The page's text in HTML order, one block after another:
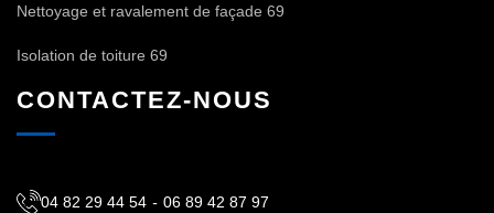
Nettoyage et ravalement de façade 69
Isolation de toiture 69
CONTACTEZ-NOUS
04 82 29 44 54 - 06 89 42 87 97